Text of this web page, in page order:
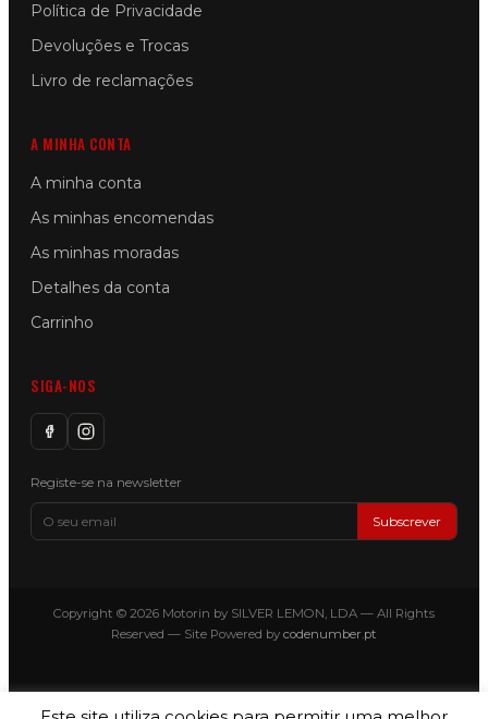
Política de Privacidade
Devoluções e Trocas
Livro de reclamações
A MINHA CONTA
A minha conta
As minhas encomendas
As minhas moradas
Detalhes da conta
Carrinho
SIGA-NOS
Registe-se na newsletter
Subscrever
Copyright © 2026 Motorin by SILVER LEMON, LDA — All Rights
Reserved — Site Powered by codenumber.pt